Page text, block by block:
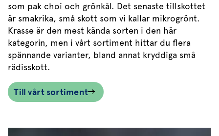
som pak choi och grönkål. Det senaste tillskottet
är smakrika, små skott som vi kallar mikrogrönt.
Krasse är den mest kända sorten i den här
kategorin, men i vårt sortiment hittar du flera
spännande varianter, bland annat kryddiga små
rädisskott.
Till vårt sortiment